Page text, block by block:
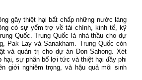
gây thiệt hại bất chấp những nước láng
có sự yểm trợ về tài chính, kinh tế, kỹ
Quốc. Trung Quốc là nhà thầu cho dự
Pak Lay và Sanakham. Trung Quốc còn
và quản trị cho dự án Don Sahong. Xét
hại, sự phân bố lợi tức và thiệt hại đầy phi
giới nghiêm trọng, và hậu quả môi sinh